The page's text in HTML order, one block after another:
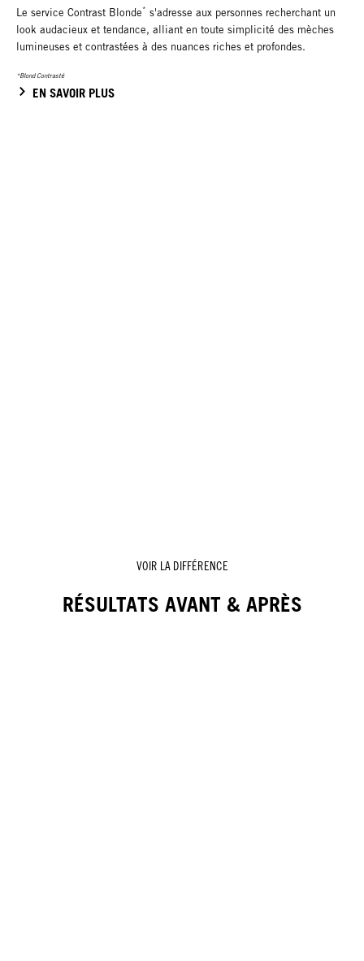
Le service Contrast Blonde* s'adresse aux personnes recherchant un
look audacieux et tendance, alliant en toute simplicité des mèches
lumineuses et contrastées à des nuances riches et profondes.
*Blond Contrasté
EN SAVOIR PLUS
VOIR LA DIFFÉRENCE
RÉSULTATS AVANT & APRÈS